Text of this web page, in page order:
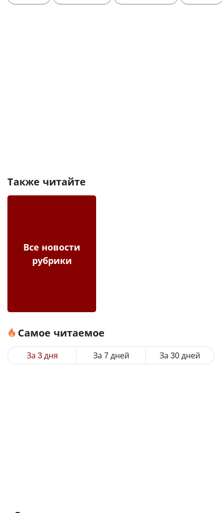
Также читайте
Все новости
рубрики
Самое читаемое
За 3 дня За 7 дней За 30 дней